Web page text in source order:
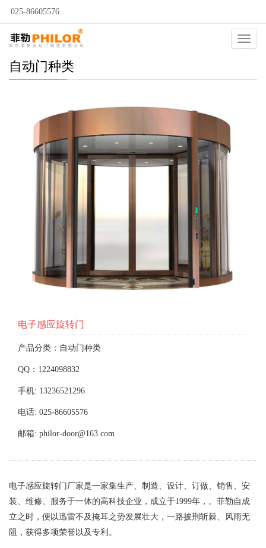
025-86605576
自动门种类
电子感应旋转门
产品分类：自动门种类
QQ：1224098832
手机: 13236521296
电话: 025-86605576
邮箱: philor-door@163.com
电子感应旋转门厂家是一家集生产、制造、设计、订做、销售、安
装、维修、服务于一体的高科技企业，成立于1999年，。菲勒自成
立之时，便以迅雷不及掩耳之势发展壮大，一路披荆斩棘、风雨无
阻，获得多项荣誉以及专利。